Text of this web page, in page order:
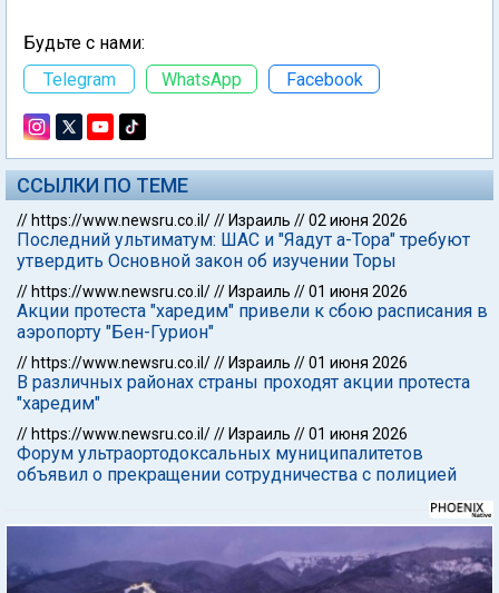
Будьте с нами:
Telegram
WhatsApp Facebook
ССЫЛКИ ПО ТЕМЕ
// https://www.newsru.co.il/// Израиль //02 июня 2026
Последний ультиматум: ШАС и "Яадут а-Тора" требуют
утвердить Основной закон об изучении Торы
// https://www.newsru.co.il/// Израиль //01 июня 2026
Акции протеста "харедим" привели к сбою расписания в
аэропорту "Бен-Гурион"
// https://www.newsru.co.il/// Израиль //01 июня 2026
В различных районах страны проходят акции протеста
"харедим"
// https://www.newsru.co.il/// Израиль //01 июня 2026
Форум ультраортодоксальных муниципалитетов
объявил о прекращении сотрудничества с полицией